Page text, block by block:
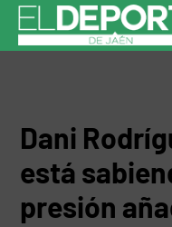
Dani
está
presión